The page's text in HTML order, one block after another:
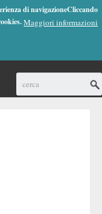
di navigazioneCliccando
Maggiori informazioni
(0)